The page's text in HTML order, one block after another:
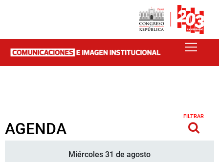
AGENDA
FILTRAR
Miércoles 31 de agosto